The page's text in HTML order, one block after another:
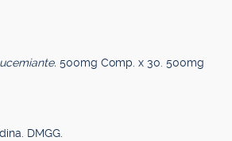
500mg Comp. x 30. 500mg
DMGG.